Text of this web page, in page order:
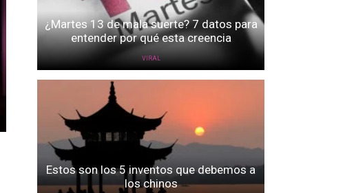
¿Martes 13 de mala suerte? 7 datos para
entender por qué esta creencia
VIRAL
Estos son los 5 inventos que debemos a
los chinos